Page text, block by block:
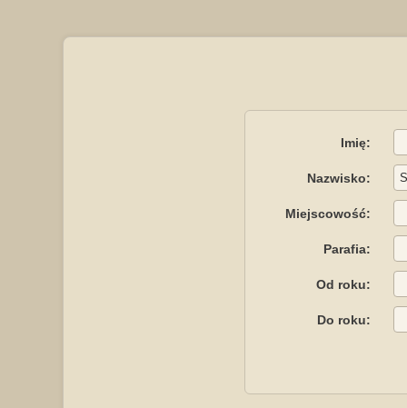
Imię:
Nazwisko:
Miejscowość:
Parafia:
Od roku:
Do roku: